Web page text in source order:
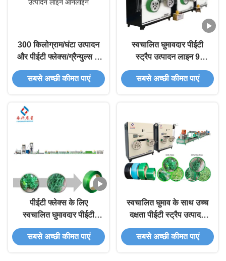
300 किलोग्राम/घंटा उत्पादन
और पीईटी फ्लेक्स/ग्रैन्युल्स के
साथ दक्षता बढ़ाने वाली पीईटी
स्ट्रैप उत्पादन लाइन
सबसे अच्छी कीमत पाएं
स्वचालित घुमावदार पीईटी
स्ट्रैप उत्पादन लाइन 9
मिमी-25 मिमी पीईटी फ्लेक्स
या दाने से 1.5 टन/24 घंटे का
सबसे अच्छी कीमत पाएं
पीईटी फ्लेक्स के लिए
स्वचालित घुमावदार पीईटी
स्ट्रैपिंग बैंड उत्पादन उपकरण
सबसे अच्छी कीमत पाएं
स्वचालित घुमाव के साथ उच्च
दक्षता पीईटी स्ट्रैप उत्पादन
लाइन
सबसे अच्छी कीमत पाएं